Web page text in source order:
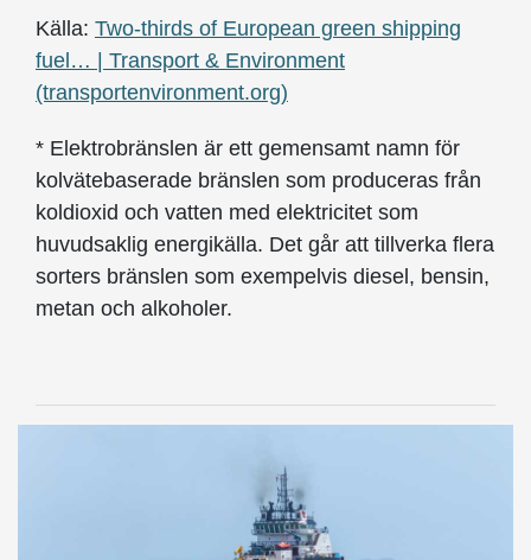
Källa: Two-thirds of European green shipping
fuel… | Transport & Environment
(transportenvironment.org)
* Elektrobränslen är ett gemensamt namn för
kolvätebaserade bränslen som produceras från
koldioxid och vatten med elektricitet som
huvudsaklig energikälla. Det går att tillverka flera
sorters bränslen som exempelvis diesel, bensin,
metan och alkoholer.